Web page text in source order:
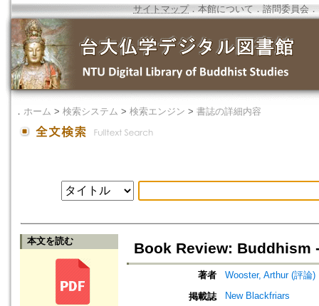
サイトマップ．本館について ． 諮問委員会 ．
． ホーム > 検索システム > 検索エンジン > 書誌の詳細内容
本文を読む Book Review: Buddhism
著者
Wooster, Arthur (評論)
掲載誌
New Blackfriars